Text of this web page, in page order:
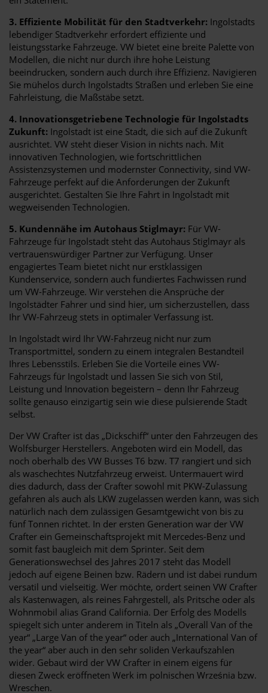
3. Effiziente Mobilität für den Stadtverkehr: Ingolstadts
lebendiger Stadtverkehr erfordert effiziente und
leistungsstarke Fahrzeuge. VW bietet eine breite Palette von
Modellen, die nicht nur durch ihre hohe Leistung
beeindrucken, sondern auch durch ihre Effizienz. Navigieren
Sie mühelos durch Ingolstadts Straßen und erleben Sie eine
Fahrleistung, die Maßstäbe setzt.
4. Innovationsgetriebene Technologie für Ingolstadts
Zukunft: Ingolstadt ist eine Stadt, die sich auf die Zukunft
ausrichtet. VW steht dieser Vision in nichts nach. Mit
innovativen Technologien, wie fortschrittlichen
Assistenzsystemen und modernster Connectivity, sind VW-
Fahrzeuge perfekt auf die Anforderungen der Zukunft
ausgerichtet. Gestalten Sie Ihre Fahrt in Ingolstadt mit
wegweisenden Technologien.
5. Kundennähe im Autohaus Stiglmayr: Für VW-
Fahrzeuge für Ingolstadt steht das Autohaus Stiglmayr als
vertrauenswürdiger Partner zur Verfügung. Unser
engagiertes Team bietet nicht nur erstklassigen
Kundenservice, sondern auch fundiertes Fachwissen rund
um VW-Fahrzeuge. Wir verstehen die Ansprüche der
Ingolstädter Fahrer und sind hier, um sicherzustellen, dass
Ihr VW-Fahrzeug stets in optimaler Verfassung ist.
In Ingolstadt wird Ihr VW-Fahrzeug nicht nur zum
Transportmittel, sondern zu einem integralen Bestandteil
Ihres Lebensstils. Erleben Sie die Vorteile eines VW-
Fahrzeugs für Ingolstadt und lassen Sie sich von Stil,
Leistung und Innovation begeistern – denn Ihr Fahrzeug
sollte genauso einzigartig sein wie diese pulsierende Stadt
selbst.
Der VW Crafter ist das „Dickschiff“ unter den Fahrzeugen des
Wolfsburger Herstellers. Angeboten wird ein Modell, das
noch oberhalb des VW Busses T6 bzw. T7 rangiert und sich
als waschechtes Nutzfahrzeug erweist. Untermauert wird
dies dadurch, dass der Crafter sowohl mit PKW-Zulassung
gefahren als auch als LKW zugelassen werden kann, was sich
natürlich nach dem zulässigen Gesamtgewicht von bis zu
fünf Tonnen richtet. In der ersten Generation war der VW
Crafter ein Gemeinschaftsprojekt mit Mercedes-Benz und
somit fast baugleich mit dem Sprinter. Seit dem
Generationswechsel des Jahres 2017 steht das Modell
jedoch auf eigene Beinen bzw. Rädern und ist dabei rundum
versatil und vielseitig. Wer möchte, ordert seinen VW Crafter
als Kastenwagen, als reines Fahrgestell, als Pritsche oder als
Wohnmobil alias Grand California. Der Erfolg des Modells
spiegelt sich unter anderem in Titeln als „Overall Van of the
year“ „Large Van of the year“ oder auch „International Van of
the year“ aber auch in den sehr soliden Verkaufszahlen
wider. Gebaut wird der VW Crafter in einem eigens für
diesen Zweck eröffneten Werk im polnischen Września bzw.
Wreschen.